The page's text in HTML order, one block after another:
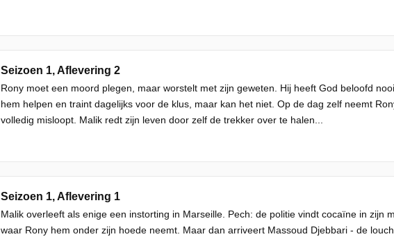
Seizoen 1, Aflevering 2
Rony moet een moord plegen, maar worstelt met zijn geweten. Hij heeft God beloofd
hem helpen en traint dagelijks voor de klus, maar kan het niet. Op de dag zelf neemt
volledig misloopt. Malik redt zijn leven door zelf de trekker over te halen...
Seizoen 1, Aflevering 1
Malik overleeft als enige een instorting in Marseille. Pech: de politie vindt cocaïne in zijn
waar Rony hem onder zijn hoede neemt. Maar dan arriveert Massoud Djebbari - de